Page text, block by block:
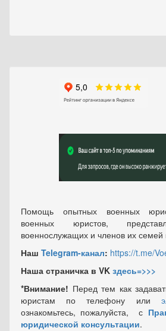
Помощь опытных военных
военных юристов,
военнослужащих и членов их семей
Наш Telegram-канал: https://t.me/
Наша страничка в VK здесь=>>>
*Внимание! Перед тем как
юристам по телефону или
ознакомьтесь, пожалуйста, с
юридической консультации.